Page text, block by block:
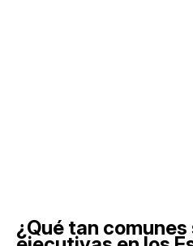
¿Qué tan